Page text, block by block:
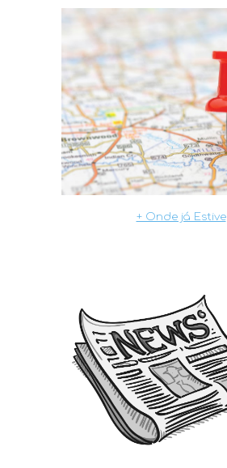
+ Onde já Estive